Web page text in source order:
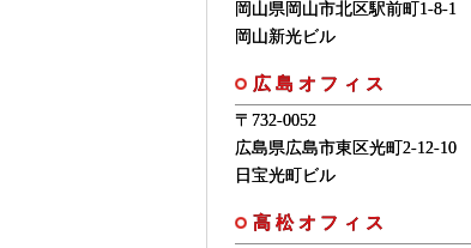
岡山県岡山市北区駅前町1-8-1
岡山新光ビル
広島オフィス
〒732-0052
広島県広島市東区光町2-12-10
日宝光町ビル
高松オフィス